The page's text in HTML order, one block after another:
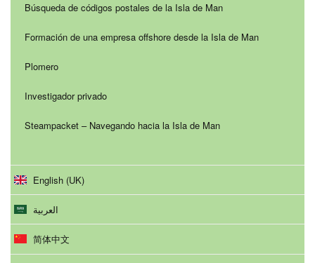
Búsqueda de códigos postales de la Isla de Man
Formación de una empresa offshore desde la Isla de Man
Plomero
Investigador privado
Steampacket – Navegando hacia la Isla de Man
English (UK)
العربية
简体中文